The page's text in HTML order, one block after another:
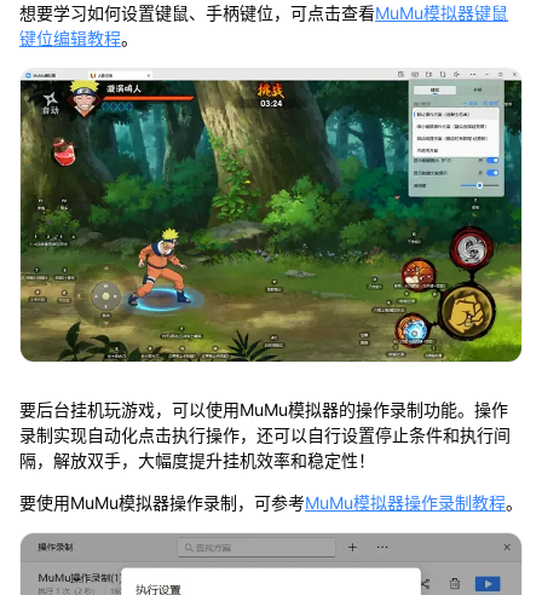
想要学习如何设置键鼠、手柄键位，可点击查看MuMu模拟器键鼠
键位编辑教程。
要后台挂机玩游戏，可以使用MuMu模拟器的操作录制功能。操作
录制实现自动化点击执行操作，还可以自行设置停止条件和执行间
隔，解放双手，大幅度提升挂机效率和稳定性！
要使用MuMu模拟器操作录制，可参考MuMu模拟器操作录制教程。